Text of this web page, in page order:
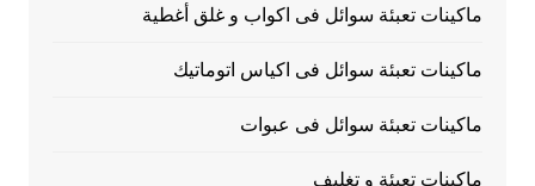
ماكينات تعبئة سوائل فى اكواب و غلق أغطية
ماكينات تعبئة سوائل فى اكياس اتوماتيك
ماكينات تعبئة سوائل فى عبوات
ماكينات تعبئة و تغليف